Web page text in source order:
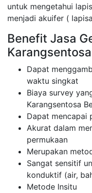
untuk mengetahui
menjadi akuifer (
Benefit Jasa
Dapat
waktu singkat
Biaya survey
Karangsentosa
Dapat mencapai
Akurat dalam
permukaan
Merupakan
Sangat sensitif
konduktif (air,
Metode Insitu